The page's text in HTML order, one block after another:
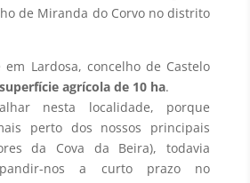
de Miranda do Corvo no distrito
em Lardosa, concelho de Castelo
superfície agrícola de 10 ha.
nesta localidade, porque
perto dos nossos principais
da Cova da Beira), todavia
nos a curto prazo no